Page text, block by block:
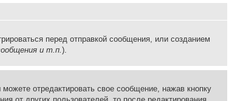
перед отправкой сообщения, или созданием
и т.п.).
отредактировать свое сообщение, нажав кнопку